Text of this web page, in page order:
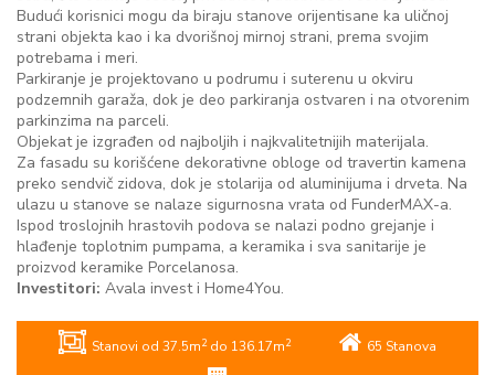
Budući korisnici mogu da biraju stanove orijentisane ka uličnoj
strani objekta kao i ka dvorišnoj mirnoj strani, prema svojim
potrebama i meri.
Parkiranje je projektovano u podrumu i suterenu u okviru
podzemnih garaža, dok je deo parkiranja ostvaren i na otvorenim
parkinzima na parceli.
Objekat je izgrađen od najboljih i najkvalitetnijih materijala.
Za fasadu su korišćene dekorativne obloge od travertin kamena
preko sendvič zidova, dok je stolarija od aluminijuma i drveta. Na
ulazu u stanove se nalaze sigurnosna vrata od FunderMAX-a.
Ispod troslojnih hrastovih podova se nalazi podno grejanje i
hlađenje toplotnim pumpama, a keramika i sva sanitarije je
proizvod keramike Porcelanosa.
Investitori: Avala invest i Home4You.
Stanovi od 37.5m2do 136.17m2 65 Stanova